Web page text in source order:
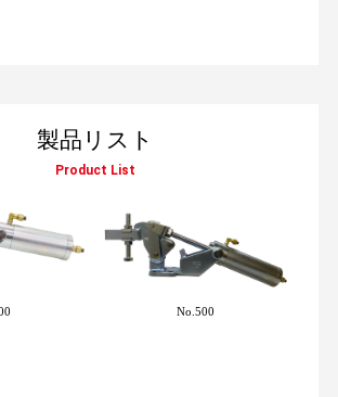
製品リスト
Product List
No.500